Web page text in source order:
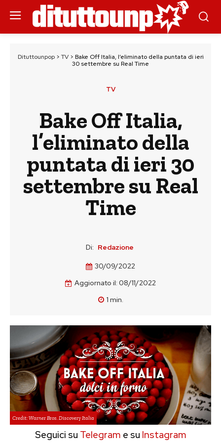
Dituttounpop> TV> Bake Off Italia, l’eliminato della puntata di ieri
30 settembre su Real Time
TV
Bake Off Italia,
l’eliminato della
puntata di ieri 30
settembre su Real
Time
Di: Redazione
30/09/2022
Aggiornato il: 08/11/2022
1 min.
Credit: Warner Bros. Discovery Italia
Seguici su Telegram e su Instagram